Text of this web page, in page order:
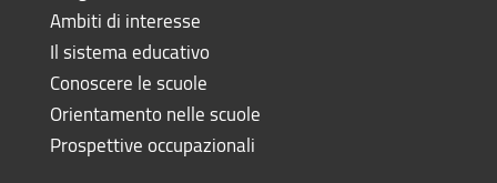
Ambiti di interesse
Il sistema educativo
Conoscere le scuole
Orientamento nelle scuole
Prospettive occupazionali